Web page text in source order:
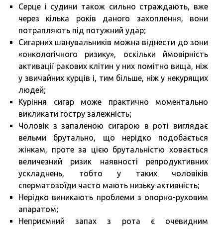
Серце і судини також сильно страждають, вже
через кілька років даного захоплення, вони
потрапляють під потужний удар;
Сигарних шанувальників можна віднести до зони
«онкологічного ризику», оскільки ймовірність
активації ракових клітин у них помітно вища, ніж
у звичайних курців і, тим більше, ніж у некурящих
людей;
Куріння сигар може практично моментально
викликати гостру залежність;
Чоловік з запаленою сигарою в роті виглядає
вельми брутально, що нерідко подобається
жінкам, проте за цією брутальністю ховається
величезний ризик наявності репродуктивних
ускладнень, тобто у таких чоловіків
сперматозоїди часто мають низьку активність;
Нерідко виникають проблеми з опорно-руховим
апаратом;
Неприємний запах з рота є очевидним